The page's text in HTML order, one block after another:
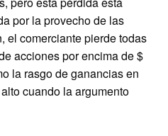
por la provecho de las
el comerciante pierde todas
acciones por encima de $
la rasgo de ganancias en
cuando la argumento